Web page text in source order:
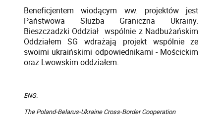
Beneficjentem wiodącym ww. projektów jest
Państwowa Służba Graniczna Ukrainy.
Bieszczadzki Oddział wspólnie z Nadbużańskim
Oddziałem SG wdrażają projekt wspólnie ze
swoimi ukraińskimi odpowiednikami - Mościckim
oraz Lwowskim oddziałem.
ENG.
The Poland-Belarus-Ukraine Cross-Border Cooperation